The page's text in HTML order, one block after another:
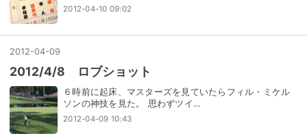
2012-04-10 09:02
2012-04-09
2012/4/8 ロブショット
６時前に起床、マスターズを見ていたらフィル・ミケル
ソンの神技を見た。 思わずツイ…
2012-04-09 10:43